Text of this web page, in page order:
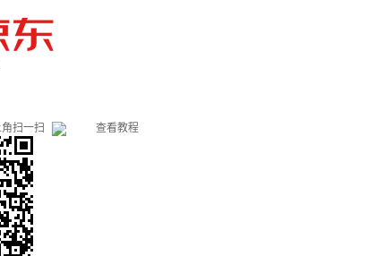
扫一扫 查看教程